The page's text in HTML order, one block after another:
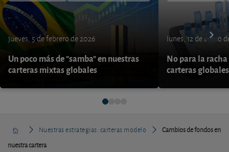
jueves, 5 de febrero de 2026
Un poco más de "samba" en nuestras
carteras mixtas globales
lunes, 12 de enero
No para la
carteras globales
Nuestras estrategias: carteras modelo
Cambios de fondos en
nuestra cartera